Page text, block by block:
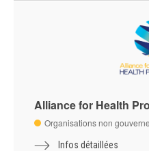
Alliance for Health
Organisations non
Infos détaillées